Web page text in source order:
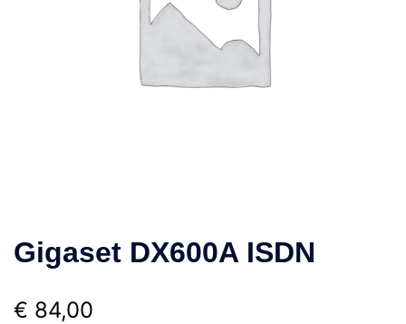
Gigaset DX600A ISDN
€ 84,00